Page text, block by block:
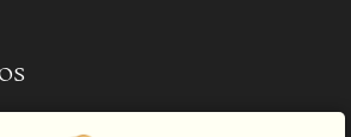
SEXUAL